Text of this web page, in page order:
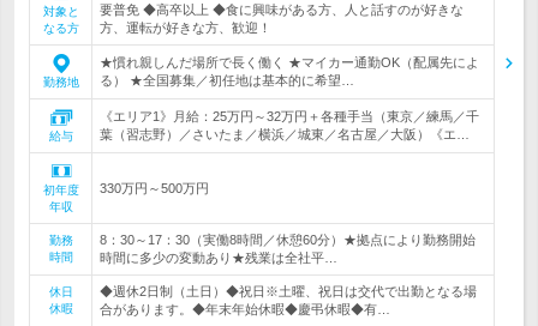
対象と
なる方
要普免 ◆高卒以上 ◆食に興味がある方、人と話すのが好きな
方、運転が好きな方、歓迎！
勤務地
★慣れ親しんだ場所で長く働く ★マイカー通勤OK（配属先によ
る） ★全国募集／初任地は基本的に希望…
給与
《エリア1》月給：25万円～32万円＋各種手当（東京／練馬／千
葉（習志野）／さいたま／横浜／城東／名古屋／大阪）《エ…
初年度
年収
330万円～500万円
勤務
時間
8：30～17：30（実働8時間／休憩60分）★拠点により勤務開始
時間に多少の変動あり★残業は全社平…
休日
休暇
◆週休2日制（土日）◆祝日※土曜、祝日は交代で出勤となる場
合があります。◆年末年始休暇◆慶弔休暇◆有…